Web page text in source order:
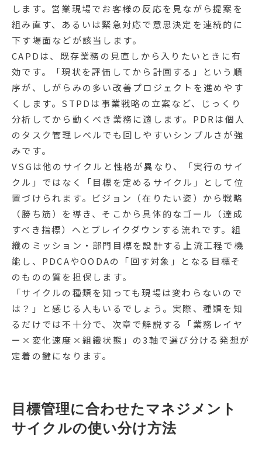
します。営業現場でお客様の反応を見ながら提案を
組み直す、あるいは緊急対応で意思決定を連続的に
下す場面などが該当します。
CAPDは、既存業務の見直しから入りたいときに有
効です。「現状を評価してから計画する」という順
序が、しがらみの多い改善プロジェクトを進めやす
くします。STPDは事業戦略の立案など、じっくり
分析してから動くべき業務に適します。PDRは個人
のタスク管理レベルでも回しやすいシンプルさが強
みです。
VSGは他のサイクルと性格が異なり、「実行のサイ
クル」ではなく「目標を定めるサイクル」として位
置づけられます。ビジョン（在りたい姿）から戦略
（勝ち筋）を導き、そこから具体的なゴール（達成
すべき指標）へとブレイクダウンする流れです。組
織のミッション・部門目標を設計する上流工程で機
能し、PDCAやOODAの「回す対象」となる目標そ
のものの質を担保します。
「サイクルの種類を知っても現場は変わらないので
は？」と感じる人もいるでしょう。実際、種類を知
るだけでは不十分で、次章で解説する「業務レイヤ
ー×変化速度×組織状態」の3軸で選び分ける発想が
定着の鍵になります。
目標管理に合わせたマネジメント
サイクルの使い分け方法